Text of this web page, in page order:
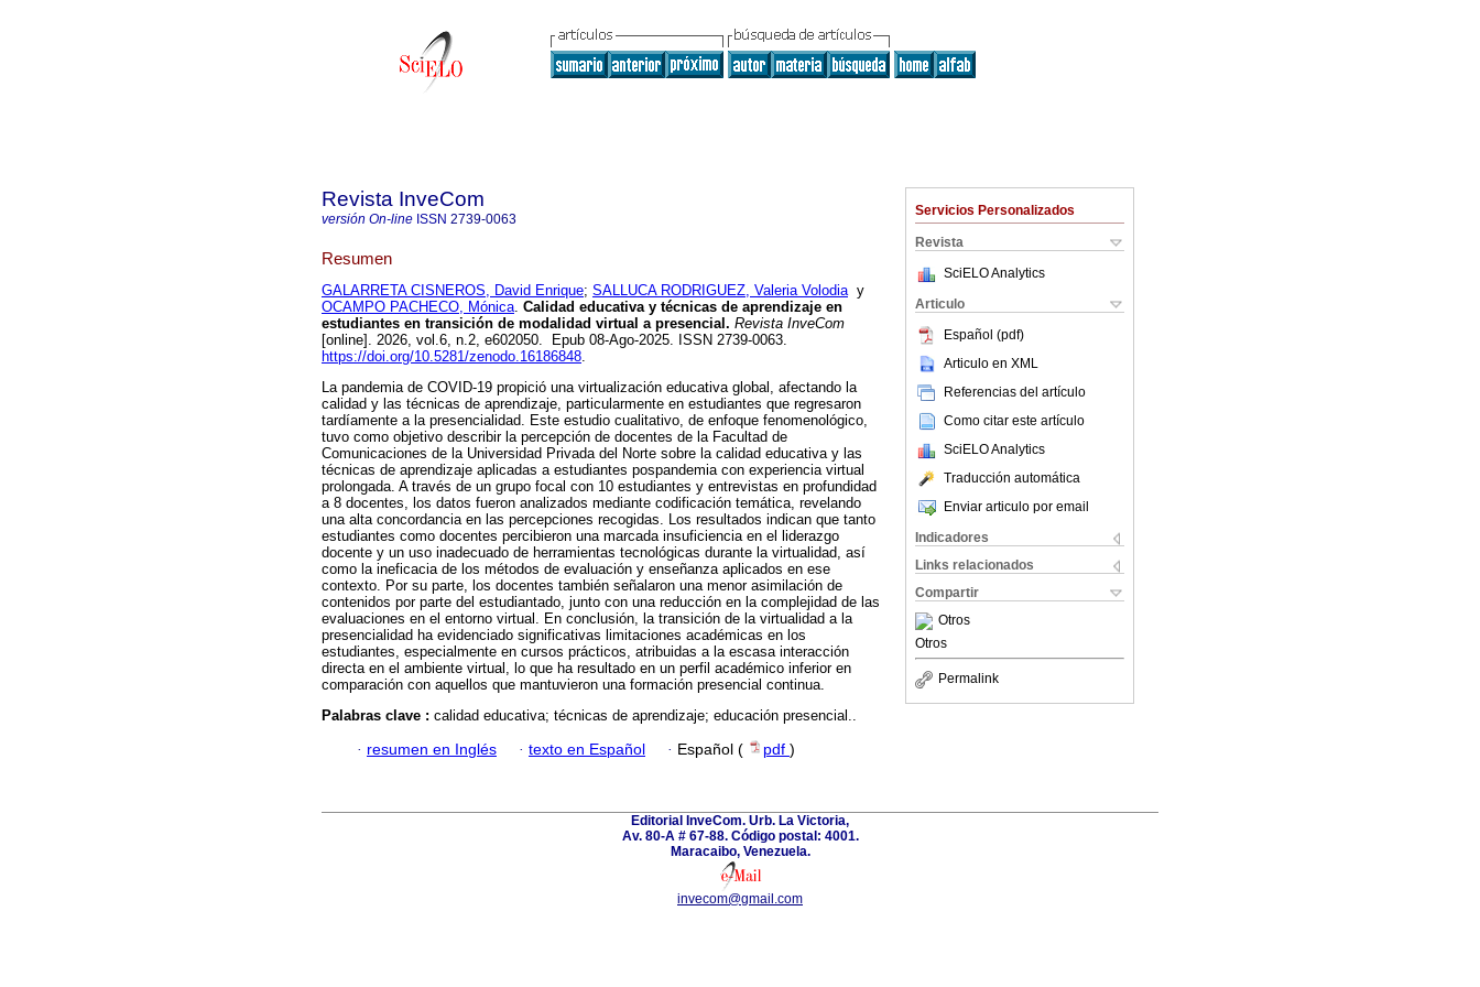
Servicios Personalizados
Revista
SciELO Analytics
Articulo
Español (pdf)
Articulo en XML
Referencias del artículo
Como citar este artículo
SciELO Analytics
Traducción automática
Enviar articulo por email
Indicadores
Links relacionados
Compartir
Otros
Otros
Permalink
Revista InveCom
versión On-line ISSN 2739-0063
Resumen
GALARRETA CISNEROS, David Enrique; SALLUCA RODRIGUEZ, Valeria Volodiay
OCAMPO PACHECO, Mónica. Calidad educativa y técnicas de aprendizaje en
estudiantes en transición de modalidad virtual a presencial. Revista InveCom
[online]. 2026, vol.6, n.2, e602050. Epub 08-Ago-2025. ISSN 2739-0063.
https://doi.org/10.5281/zenodo.16186848.
La pandemia de COVID-19 propició una virtualización educativa global, afectando la
calidad y las técnicas de aprendizaje, particularmente en estudiantes que regresaron
tardíamente a la presencialidad. Este estudio cualitativo, de enfoque fenomenológico,
tuvo como objetivo describir la percepción de docentes de la Facultad de
Comunicaciones de la Universidad Privada del Norte sobre la calidad educativa y las
técnicas de aprendizaje aplicadas a estudiantes pospandemia con experiencia virtual
prolongada. A través de un grupo focal con 10 estudiantes y entrevistas en profundidad
a 8 docentes, los datos fueron analizados mediante codificación temática, revelando
una alta concordancia en las percepciones recogidas. Los resultados indican que tanto
estudiantes como docentes percibieron una marcada insuficiencia en el liderazgo
docente y un uso inadecuado de herramientas tecnológicas durante la virtualidad, así
como la ineficacia de los métodos de evaluación y enseñanza aplicados en ese
contexto. Por su parte, los docentes también señalaron una menor asimilación de
contenidos por parte del estudiantado, junto con una reducción en la complejidad de las
evaluaciones en el entorno virtual. En conclusión, la transición de la virtualidad a la
presencialidad ha evidenciado significativas limitaciones académicas en los
estudiantes, especialmente en cursos prácticos, atribuidas a la escasa interacción
directa en el ambiente virtual, lo que ha resultado en un perfil académico inferior en
comparación con aquellos que mantuvieron una formación presencial continua.
Palabras clave : calidad educativa; técnicas de aprendizaje; educación presencial..
· resumen en Inglés · texto en Español · Español ( pdf )
Editorial InveCom. Urb. La Victoria,
Av. 80-A # 67-88. Código postal: 4001.
Maracaibo, Venezuela.
invecom@gmail.com